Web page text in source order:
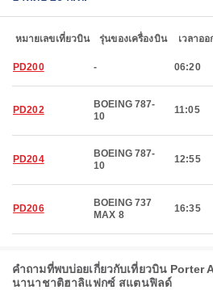
หมายเลขเที่ยวบิน รุ่นของเครื่องบิน เวลาอ
PD200 - 06:20
PD202
BOEING 787-
10
11:05
PD204
BOEING 787-
10
12:55
PD206
BOEING 737
MAX 8
16:35
คำถามที่พบบ่อยเกี่ยวกับเที่ยวบิน Porter
นานาชาติฮาลิแฟกซ์ สแตนฟิลด์